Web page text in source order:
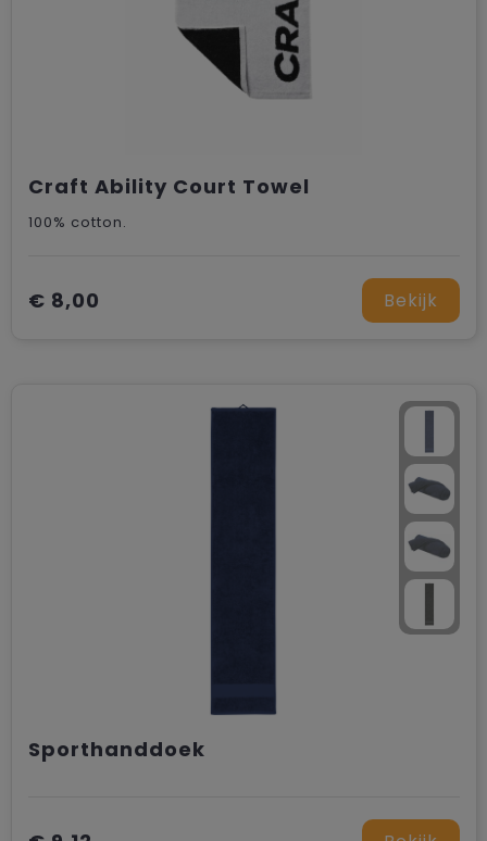
Craft Ability Court Towel
100% cotton.
€ 8,00 Bekijk
Sporthanddoek